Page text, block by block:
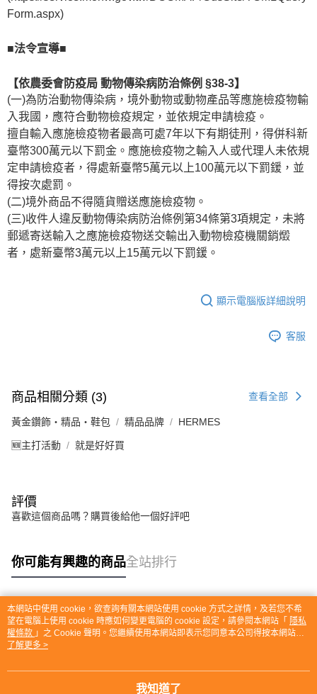
Form.aspx)
■法令宣導■
【依農委會防疫局 動物傳染病防治條例 §38-3】
(一)為防治動物傳染病，境外動物或動物產品等應施檢疫物輸
入我國，應符合動物檢疫規定，並依規定申請檢疫。
擅自輸入應施檢疫物者最高可處7年以下有期徒刑，得併科新
臺幣300萬元以下罰金。應施檢疫物之輸入人或代理人未依規
定申請檢疫者，得處新臺幣5萬元以上100萬元以下罰鍰，並
得按次處罰。
(二)境外商品不得隨貨贈送應施檢疫物。
(三)收件人違反動物傳染病防治條例第34條第3項規定，未將
郵遞寄送輸入之應施檢疫物送交輸出入動物檢疫機關銷燬
者，處新臺幣3萬元以上15萬元以下罰鍰。
顯示電腦版詳細說明
客服
商品相關分類 (3) 查看全部
黃金鑽飾・精品・鞋包 精品品牌 HERMES
🆕主打活動 就是好好買
評價
喜歡這個商品嗎？購買後給他一個好評吧
你可能有興趣的商品全站排行
熱門標籤
本網站中使用 cookie，欲查詢有關本網站使用 cookie 方式之詳情，及若您不希
望在電腦上使用 cookie 時應如何變更電腦的 cookie 設定，請參閱本網站「 隱私
權條款 」之 Cookie 聲明。您繼續使用本網站即表示您同意本公司得按本網站使
用條款之 Cookie 聲明使用 cookie。
了解更多 >
我知道了